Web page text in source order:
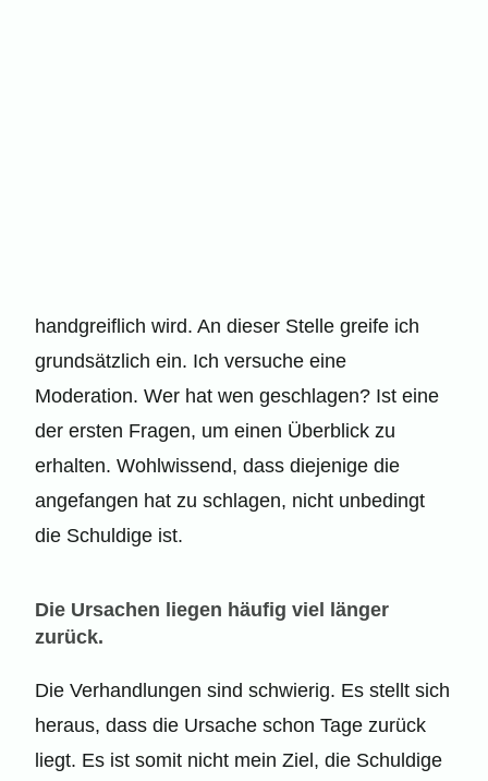
handgreiflich wird. An dieser Stelle greife ich
grundsätzlich ein. Ich versuche eine
Moderation. Wer hat wen geschlagen? Ist eine
der ersten Fragen, um einen Überblick zu
erhalten. Wohlwissend, dass diejenige die
angefangen hat zu schlagen, nicht unbedingt
die Schuldige ist.
Die Ursachen liegen häufig viel länger
zurück.
Die Verhandlungen sind schwierig. Es stellt sich
heraus, dass die Ursache schon Tage zurück
liegt. Es ist somit nicht mein Ziel, die Schuldige